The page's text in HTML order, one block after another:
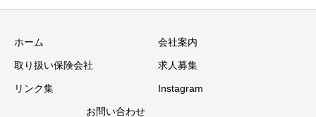
ホーム 会社案内
取り扱い保険会社 求人募集
リンク集 Instagram
お問い合わせ